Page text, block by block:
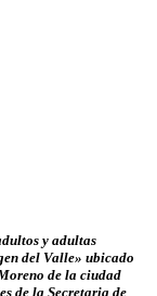
y adultas
del Valle» ubicado
de la ciudad
de la Secretaria de